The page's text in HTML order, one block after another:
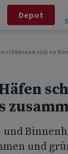
Depot
schliessen sich zu
und
und